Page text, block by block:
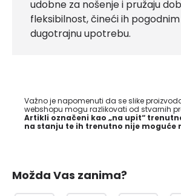
udobne za nošenje i pružaju
fleksibilnost, čineći ih
dugotrajnu upotrebu.
Važno je napomenuti da se slike
webshopu mogu razlikovati od stvarnih
Artikli označeni kao „na upit“
na stanju te ih trenutno nije moguće
Možda Vas zanima?